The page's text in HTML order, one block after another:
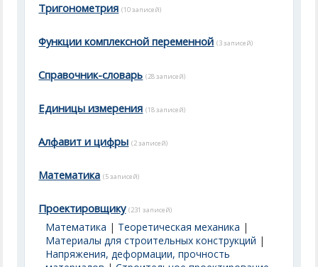
Тригонометрия (10 записей)
Функции комплексной переменной (3 записей)
Справочник-словарь (28 записей)
Единицы измерения (18 записей)
Алфавит и цифры (2 записей)
Математика (5 записей)
Проектировщику (231 записей)
Математика | Теоретическая механика |
Материалы для строительных конструкций |
Напряжения, деформации, прочность